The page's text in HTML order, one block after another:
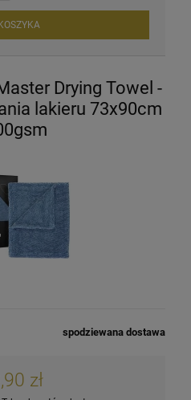
Drying Towel -
lakieru 73x90cm
spodziewana dostawa
zł